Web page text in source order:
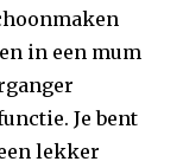
in een mum
Je bent
lekker